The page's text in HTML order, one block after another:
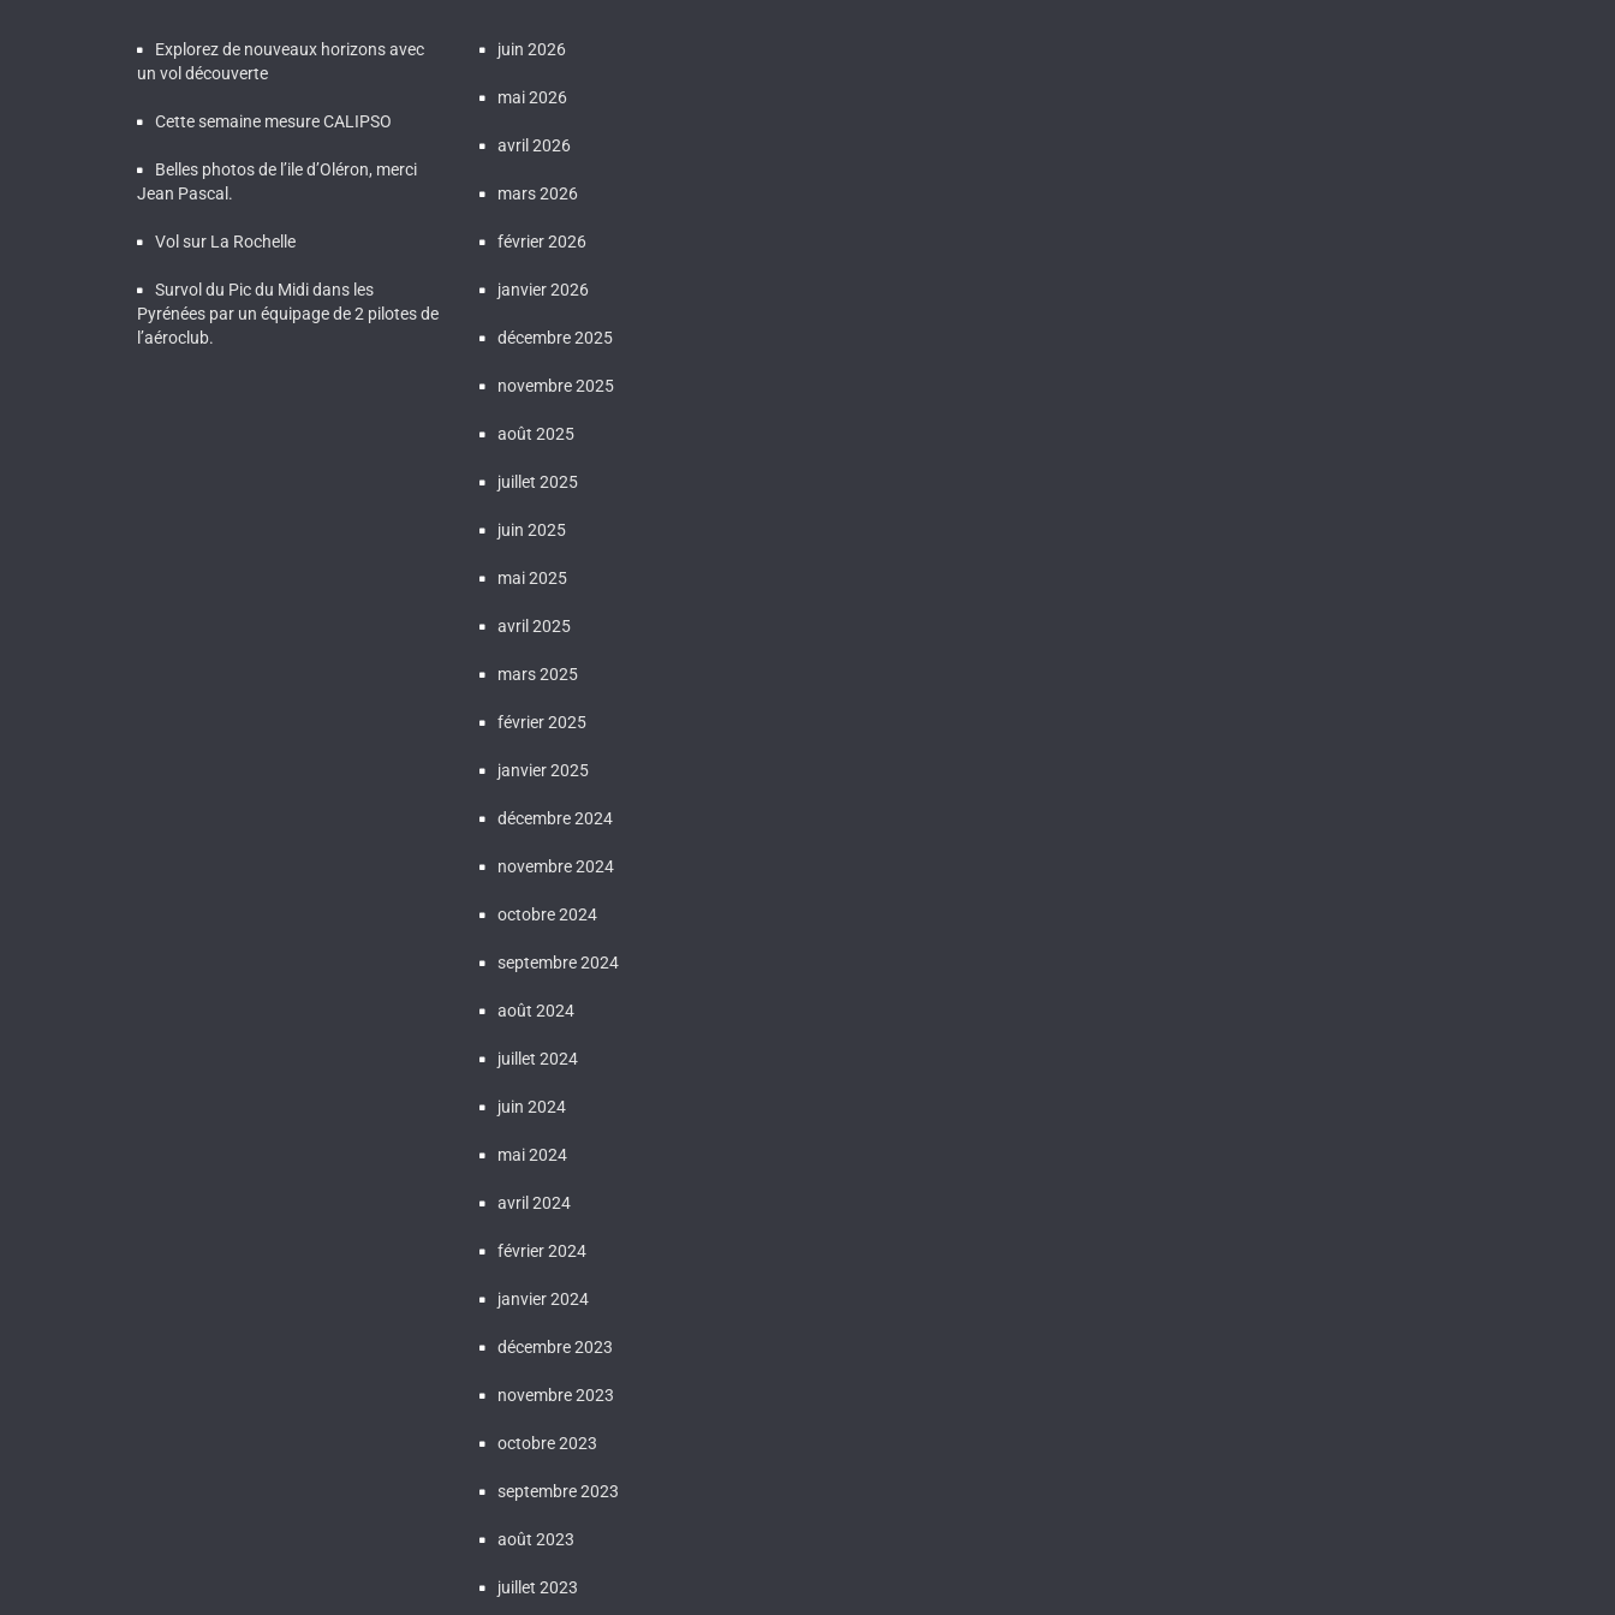
Explorez de nouveaux horizons avec
un vol découverte
Cette semaine mesure CALIPSO
Belles photos de l’ile d’Oléron, merci
Jean Pascal.
Vol sur La Rochelle
Survol du Pic du Midi dans les
Pyrénées par un équipage de 2 pilotes de
l’aéroclub.
juin 2026
mai 2026
avril 2026
mars 2026
février 2026
janvier 2026
décembre 2025
novembre 2025
août 2025
juillet 2025
juin 2025
mai 2025
avril 2025
mars 2025
février 2025
janvier 2025
décembre 2024
novembre 2024
octobre 2024
septembre 2024
août 2024
juillet 2024
juin 2024
mai 2024
avril 2024
février 2024
janvier 2024
décembre 2023
novembre 2023
octobre 2023
septembre 2023
août 2023
juillet 2023